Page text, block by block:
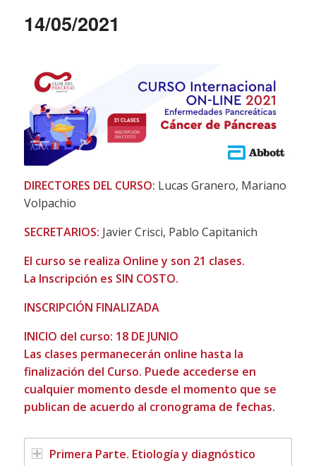
14/05/2021
DIRECTORES DEL CURSO: Lucas Granero, Mariano
Volpachio
SECRETARIOS: Javier Crisci, Pablo Capitanich
El curso se realiza Online y son 21 clases.
La Inscripción es SIN COSTO.
INSCRIPCIÓN FINALIZADA
INICIO del curso: 18 DE JUNIO
Las clases permanecerán online hasta la
finalización del Curso. Puede accederse en
cualquier momento desde el momento que se
publican de acuerdo al cronograma de fechas.
Primera Parte. Etiología y diagnóstico